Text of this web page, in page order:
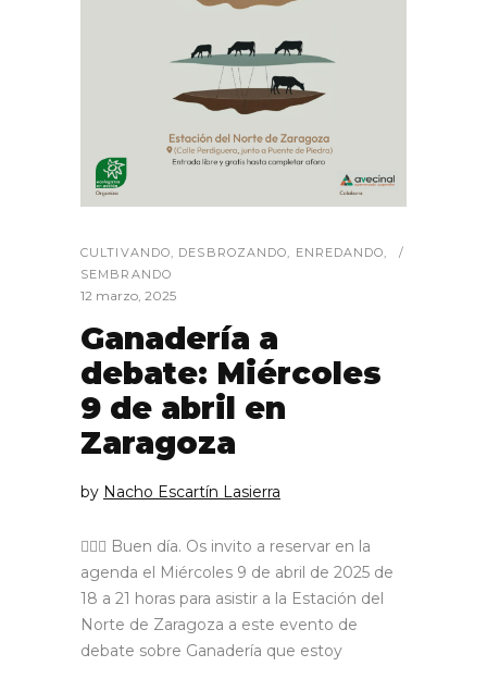
CULTIVANDO, DESBROZANDO, ENREDANDO,
SEMBRANDO
12 marzo, 2025
Ganadería a
debate: Miércoles
9 de abril en
Zaragoza
by Nacho Escartín Lasierra
🙋🏼‍♂️ Buen día. Os invito a reservar en la
agenda el Miércoles 9 de abril de 2025 de
18 a 21 horas para asistir a la Estación del
Norte de Zaragoza a este evento de
debate sobre Ganadería que estoy